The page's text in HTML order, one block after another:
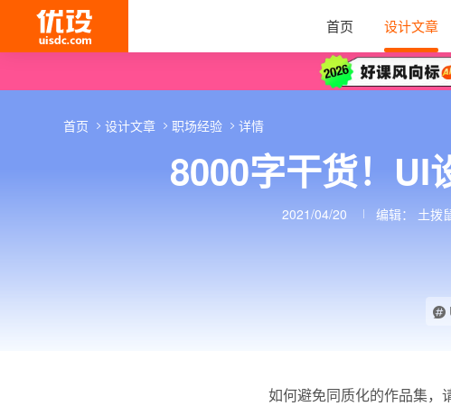
首页 设计文章
8000字干货！UI
2021/04/20 编辑： 土拨
首页 设计文章 职场经验 详情
如何避免同质化的作品集，